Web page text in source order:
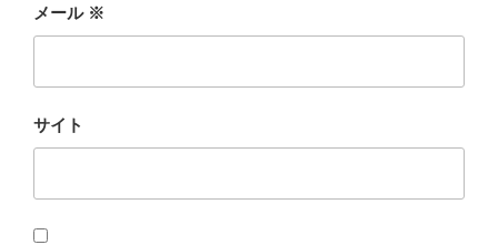
メール ※
サイト